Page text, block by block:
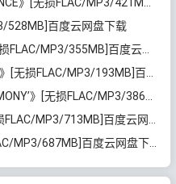
FLAC/MP3/421MB]百度云网盘下载
528MB]百度云网盘下载
MP3/355MB]百度云网盘下载
MP3/193MB]百度云网盘下载
损FLAC/MP3/386MB]百度云网盘下载
MP3/713MB]百度云网盘下载
MP3/687MB]百度云网盘下载